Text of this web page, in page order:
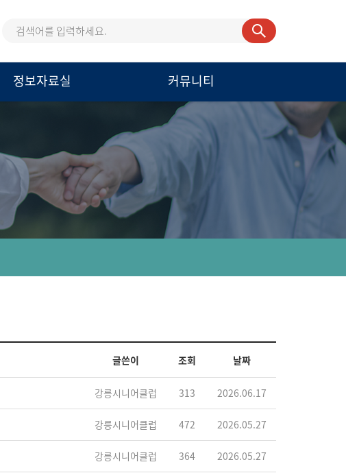
검
색
어
정보자료실 커뮤니티
글쓴이 조회 날짜
강릉시니어클럽 313 2026.06.17
강릉시니어클럽 472 2026.05.27
강릉시니어클럽 364 2026.05.27